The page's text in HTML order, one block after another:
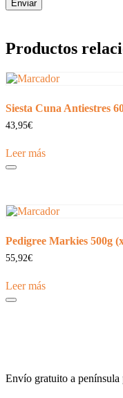
Productos
Siesta Cuna Antiestres
43,95€
Leer más
Pedigree Markies 500g
55,92€
Leer más
Envío gratuito a península